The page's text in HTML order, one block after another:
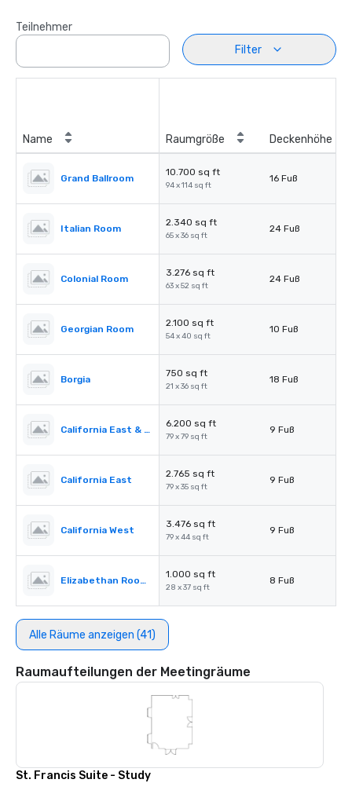
Teilnehmer
Filter
Name Raumgröße Deckenhöhe
Grand Ballroom
10.700 sq ft
94 x 114 sq ft
16 Fuß
Italian Room
2.340 sq ft
65 x 36 sq ft
24 Fuß
Colonial Room
3.276 sq ft
63 x 52 sq ft
24 Fuß
Georgian Room
2.100 sq ft
54 x 40 sq ft
10 Fuß
Borgia
750 sq ft
21 x 36 sq ft
18 Fuß
California East & West
6.200 sq ft
79 x 79 sq ft
9 Fuß
California East
2.765 sq ft
79 x 35 sq ft
9 Fuß
California West
3.476 sq ft
79 x 44 sq ft
9 Fuß
Elizabethan Room A
1.000 sq ft
28 x 37 sq ft
8 Fuß
Alle Räume anzeigen (41)
Raumaufteilungen der Meetingräume
St. Francis Suite - Study